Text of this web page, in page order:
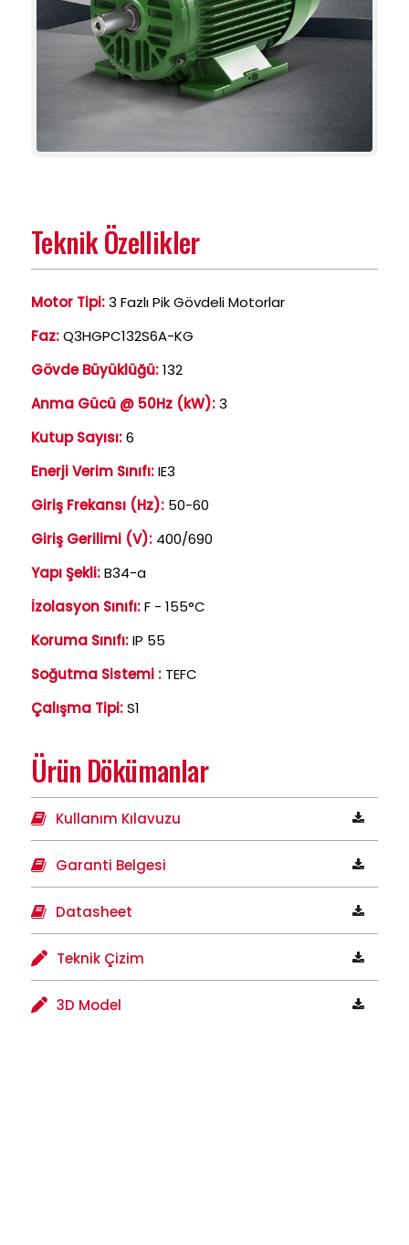
Teknik Özellikler
Motor Tipi:3 Fazlı Pik Gövdeli Motorlar
Faz:Q3HGPC132S6A-KG
Gövde Büyüklüğü:132
Anma Gücü @ 50Hz (kW):3
Kutup Sayısı:6
Enerji Verim Sınıfı:IE3
Giriş Frekansı (Hz): 50-60
Giriş Gerilimi (V): 400/690
Yapı Şekli:B34-a
İzolasyon Sınıfı:F - 155°C
Koruma Sınıfı:IP 55
Soğutma Sistemi : TEFC
Çalışma Tipi:S1
Ürün Dökümanlar
Kullanım Kılavuzu
Garanti Belgesi
Datasheet
Teknik Çizim
3D Model